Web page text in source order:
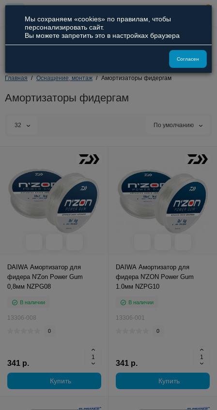
8 (800) 551-09-94
8 (929) 836-66-51
Главная Оснащение, монтаж Амортизаторы фидергам
Амортизаторы фидергам
32 По умолчанию
DAIWA Амортизатор для
фидера N'Zon Power Gum
0,8мм NZPG08
В наличии
13306-008
0
341 р.
Купить
DAIWA Амортизатор для
фидера N'ZON Power Gum
1.0мм NZPG10
В наличии
13306-001
0
341 р.
Купить
Мы сохраняем «cookies» по правилам, чтобы
персонализировать сайт.
Вы можете запретить это в настройках браузера
Согласен